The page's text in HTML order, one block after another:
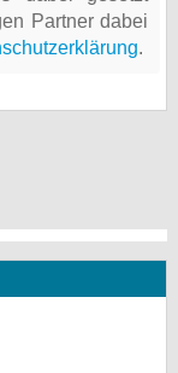
Partner dabei
.